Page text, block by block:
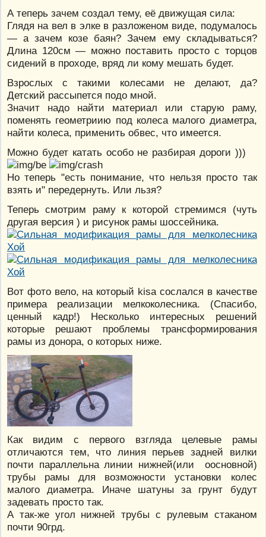
А теперь зачем создал тему, её движущая сила:
Глядя на вел в элке в разложеном виде, подумалось
— а зачем козе баян? Зачем ему складываться?
Длина 120см — можно поставить просто с торцов
сидений в проходе, вряд ли кому мешать будет.
Взрослых с такими колесами не делают, да?
Детский рассыпется подо мной.
Значит надо найти материал или старую раму,
поменять геометриию под колеса малого диаметра,
найти колеса, применить обвес, что имеется.
Можно будет катать особо не разбирая дороги )))
Но теперь "есть понимание, что нельзя просто так
взять и" передернуть. Или льзя?
Теперь смотрим раму к которой стремимся (чуть
другая версия ) и рисунок рамы шоссейника.
Вот фото вело, на который kisa сослался в качестве
примера реализации мелкоколесника. (Спасибо,
ценный кадр!) Несколько интересных решений
которые решают проблемы трансформирования
рамы из донора, о которых ниже.
Как видим с первого взгляда целевые рамы
отличаются тем, что линия перьев задней вилки
почти параллельна линии нижней(или оосновной)
трубы рамы для возможности установки колес
малого диаметра. Иначе шатуны за грунт будут
задевать просто так.
А так-же угол нижней трубы с рулевым стаканом
почти 90грд.